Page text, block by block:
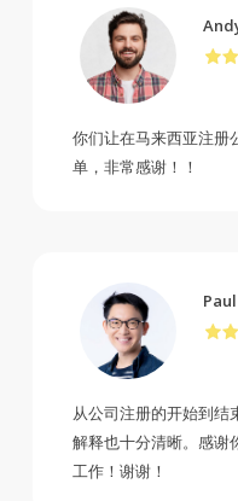
你们让在马来西亚注册
单，非常感谢！！
从公司注册的开始到结
解释也十分清晰。感谢
工作！谢谢！